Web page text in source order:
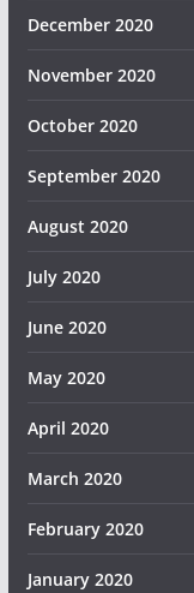
December 2020
November 2020
October 2020
September 2020
August 2020
July 2020
June 2020
May 2020
April 2020
March 2020
February 2020
January 2020